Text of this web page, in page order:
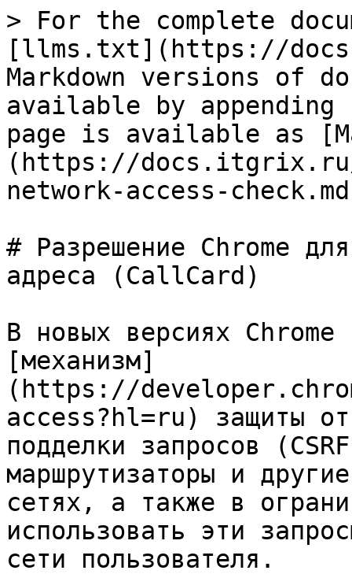
> For the complete
[llms.txt](https://
Markdown versions of
available by
page is available as
(https://
network-access-
# Разрешение Chrome
адреса (CallCard)
В новых версиях
[механизм]
(https://
access?hl=ru) защиты
подделки запросов
маршрутизаторы и
сетях, а также в
использовать эти
сети пользователя.